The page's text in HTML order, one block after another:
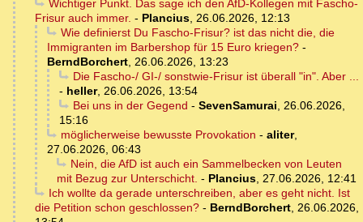
Wichtiger Punkt. Das sage ich den AfD-Kollegen mit Fascho-
Frisur auch immer. - Plancius, 26.06.2026, 12:13
Wie definierst Du Fascho-Frisur? ist das nicht die, die
Immigranten im Barbershop für 15 Euro kriegen? -
BerndBorchert, 26.06.2026, 13:23
Die Fascho-/ GI-/ sonstwie-Frisur ist überall "in". Aber ...
- heller, 26.06.2026, 13:54
Bei uns in der Gegend - SevenSamurai, 26.06.2026,
15:16
möglicherweise bewusste Provokation - aliter,
27.06.2026, 06:43
Nein, die AfD ist auch ein Sammelbecken von Leuten
mit Bezug zur Unterschicht. - Plancius, 27.06.2026, 12:41
Ich wollte da gerade unterschreiben, aber es geht nicht. Ist
die Petition schon geschlossen? - BerndBorchert, 26.06.2026,